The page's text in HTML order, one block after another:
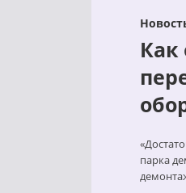
Как
парка